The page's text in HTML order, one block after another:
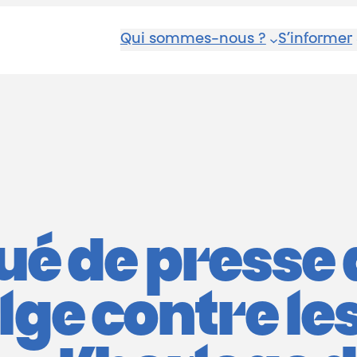
Qui sommes-nous ? S’informer
de presse
contre